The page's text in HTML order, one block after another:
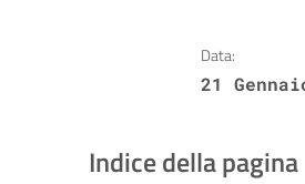
Data:
21
Indice della pagina